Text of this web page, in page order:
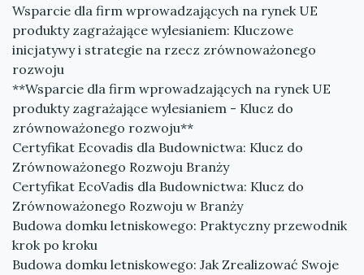
Wsparcie dla firm wprowadzających na rynek UE
produkty zagrażające wylesianiem: Kluczowe
inicjatywy i strategie na rzecz zrównoważonego
rozwoju
**Wsparcie dla firm wprowadzających na rynek UE
produkty zagrażające wylesianiem - Klucz do
zrównoważonego rozwoju**
Certyfikat Ecovadis dla Budownictwa: Klucz do
Zrównoważonego Rozwoju Branży
Certyfikat EcoVadis dla Budownictwa: Klucz do
Zrównoważonego Rozwoju w Branży
Budowa domku letniskowego: Praktyczny przewodnik
krok po kroku
Budowa domku letniskowego: Jak Zrealizować Swoje